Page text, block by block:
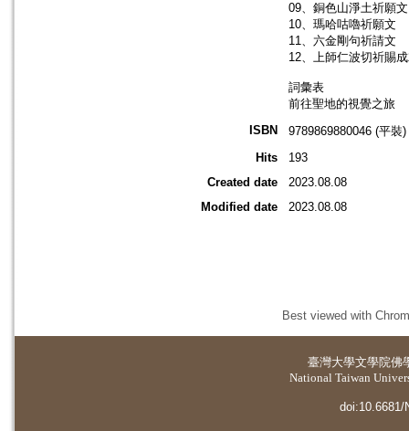
09、銅色山淨土祈願文
10、瑪哈咕嚕祈願文
11、六金剛句祈請文
12、上師仁波切祈賜
詞彙表
前往聖地的視覺之旅
ISBN
9789869880046 (平裝)
Hits
193
Created date
2023.08.08
Modified date
2023.08.08
Best viewed with
臺灣大學文學院佛
National Taiwan
doi:10.6681/